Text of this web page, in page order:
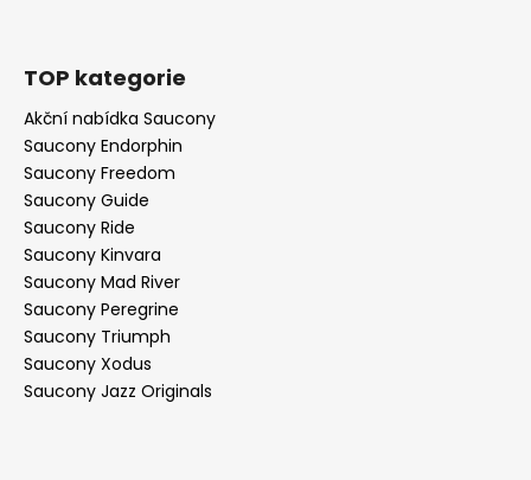
TOP kategorie
Akční nabídka Saucony
Saucony Endorphin
Saucony Freedom
Saucony Guide
Saucony Ride
Saucony Kinvara
Saucony Mad River
Saucony Peregrine
Saucony Triumph
Saucony Xodus
Saucony Jazz Originals